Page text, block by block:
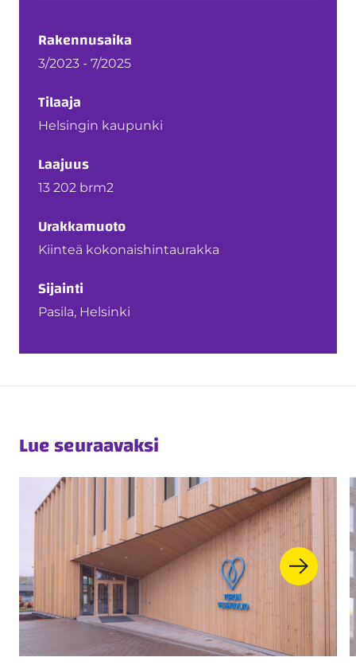
Rakennusaika
3/2023 - 7/2025
Tilaaja
Helsingin kaupunki
Laajuus
13 202 brm2
Urakkamuoto
Kiinteä kokonaishintaurakka
Sijainti
Pasila, Helsinki
Lue seuraavaksi
Toimitilarakentaminen